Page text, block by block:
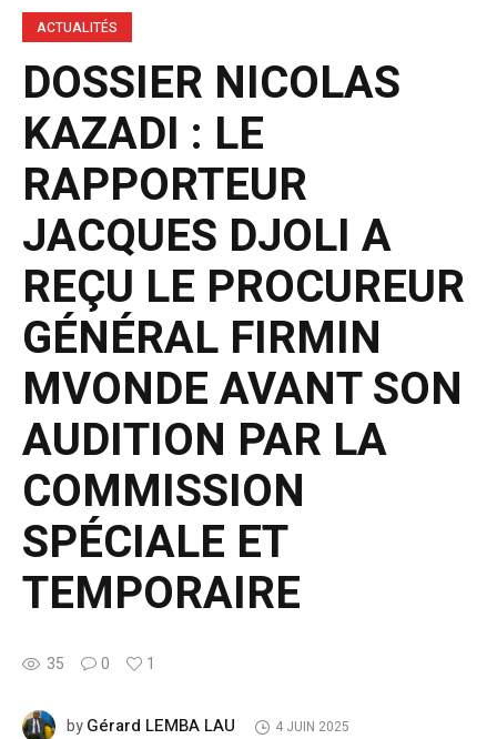
ACTUALITÉS
DOSSIER NICOLAS
KAZADI : LE
RAPPORTEUR
JACQUES DJOLI A
REÇU LE PROCUREUR
GÉNÉRAL FIRMIN
MVONDE AVANT SON
AUDITION PAR LA
COMMISSION
SPÉCIALE ET
TEMPORAIRE
35 0 1
byGérard LEMBA LAU 4 JUIN 2025